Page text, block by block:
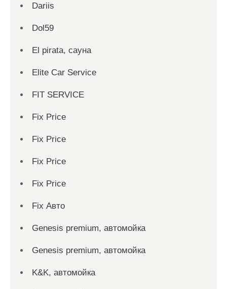
Dariis
Dol59
El pirata, сауна
Elite Car Service
FIT SERVICE
Fix Price
Fix Price
Fix Price
Fix Price
Fix Авто
Genesis premium, автомойка
Genesis premium, автомойка
K&K, автомойка